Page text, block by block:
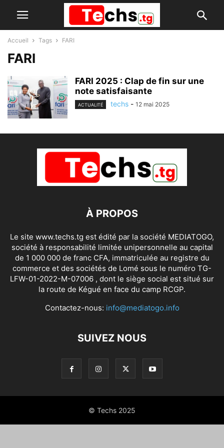
Accueil Tags FARI
FARI
FARI 2025 : Clap de fin sur une
note satisfaisante
ACTUALITÉ techs - 12 mai 2025
À PROPOS
Le site www.techs.tg est édité par la société MEDIATOGO,
société à responsabilité limitée unipersonnelle au capital
de 1 000 000 de franc CFA, immatriculée au registre du
commerce et des sociétés de Lomé sous le numéro TG-
LFW-01-2022-M-07006 , dont le siège social est situé sur
la route de Kégué en face du camp RCGP.
Contactez-nous: info@mediatogo.info
SUIVEZ NOUS
© Techs 2025